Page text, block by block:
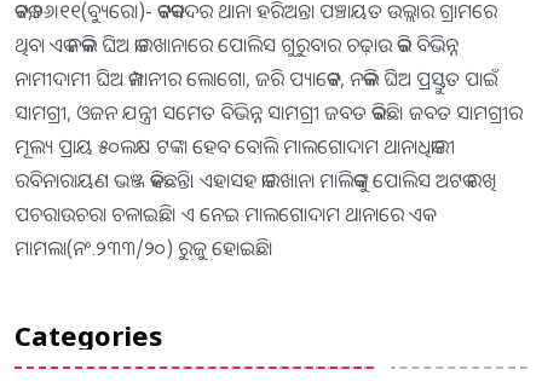
କଟକ,୨୬।୧୧(ବ୍ୟୁରୋ)- କଟକସଦର ଥାନା ହରିଅନ୍ତା ପଞ୍ଚାୟତ ଉଲ୍ଲାର ଗ୍ରାମରେ
ଥିବା ଏକ ନକଲି ଘିଅ କାରଖାନାରେ ପୋଲିସ ଗୁରୁବାର ଚଢ଼ାଉ କରି ବିଭିନ୍ନ
ନାମୀଦାମୀ ଘିଅ କମ୍ପାନୀର ଲୋଗୋ, ଜରି ପ୍ୟାକେଟ, ନକଲି ଘିଅ ପ୍ରସ୍ତୁତ ପାଇଁ
ସାମଗ୍ରୀ, ଓଜନ ଯନ୍ତ୍ରୀ ସମେତ ବିଭିନ୍ନ ସାମଗ୍ରୀ ଜବତ କରିଛି। ଜବତ ସାମଗ୍ରୀର
ମୂଲ୍ୟ ପ୍ରାୟ ୫୦ଲକ୍ଷ ଟଙ୍କା ହେବ ବୋଲି ମାଲଗୋଦାମ ଥାନାଧିକାରୀ
ରବିନାରାୟଣ ଭଞ୍ଜ କହିଛନ୍ତି। ଏହାସହ କାରଖାନା ମାଲିକଙ୍କୁ ପୋଲିସ ଅଟକ ରଖି
ପଚରାଉଚରା ଚଳାଇଛି। ଏ ନେଇ ମାଲଗୋଦାମ ଥାନାରେ ଏକ
ମାମଲା(ନଂ.୨୩୩/୨୦) ରୁଜୁ ହୋଇଛି।
Categories